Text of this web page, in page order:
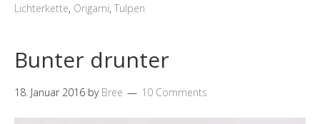
Lichterkette, Origami, Tulpen
Bunter drunter
18. Januar 2016 by Bree 10 Comments